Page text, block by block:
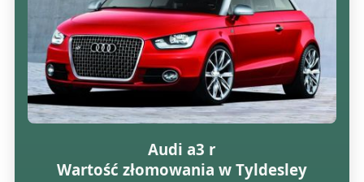
Audi a3 r
Wartość złomowania w Tyldesley